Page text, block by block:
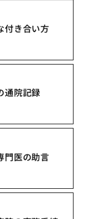
付き合い方
通院記録
門医の助言